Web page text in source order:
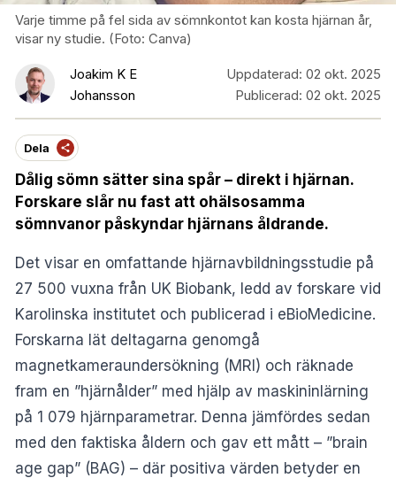
Varje timme på fel sida av sömnkontot kan kosta hjärnan år,
visar ny studie. (Foto: Canva)
Joakim K E
Johansson
Uppdaterad: 02 okt. 2025
Publicerad: 02 okt. 2025
Dela
Dålig sömn sätter sina spår – direkt i hjärnan.
Forskare slår nu fast att ohälsosamma
sömnvanor påskyndar hjärnans åldrande.
Det visar en omfattande hjärnavbildningsstudie på
27 500 vuxna från UK Biobank, ledd av forskare vid
Karolinska institutet och publicerad i eBioMedicine.
Forskarna lät deltagarna genomgå
magnetkameraundersökning (MRI) och räknade
fram en ”hjärnålder” med hjälp av maskininlärning
på 1 079 hjärnparametrar. Denna jämfördes sedan
med den faktiska åldern och gav ett mått – ”brain
age gap” (BAG) – där positiva värden betyder en